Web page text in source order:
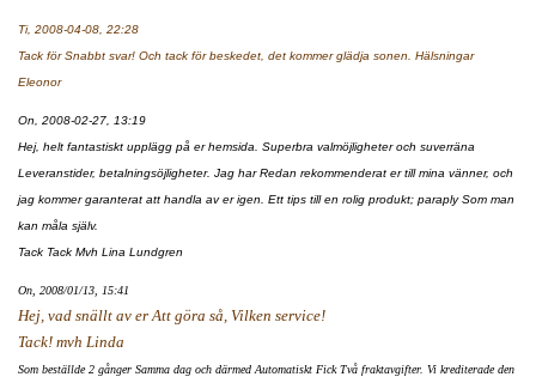
Ti, 2008-04-08, 22:28
Tack för Snabbt svar! Och tack för beskedet, det kommer glädja sonen. Hälsningar
Eleonor
On, 2008-02-27, 13:19
Hej, helt fantastiskt upplägg på er hemsida. Superbra valmöjligheter och suverräna
Leveranstider, betalningsöjligheter. Jag har Redan rekommenderat er till mina vänner, och
jag kommer garanterat att handla av er igen. Ett tips till en rolig produkt; paraply Som man
kan måla själv.
Tack Tack Mvh Lina Lundgren
On, 2008/01/13, 15:41
Hej, vad snällt av er Att göra så, Vilken service!
Tack! mvh Linda
Som beställde 2 gånger Samma dag och därmed Automatiskt Fick Två fraktavgifter. Vi krediterade den